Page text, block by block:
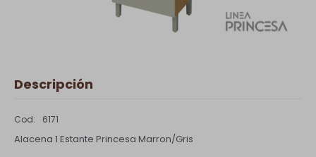
Descripción
6171
Alacena 1 Estante Princesa Marron/Gris